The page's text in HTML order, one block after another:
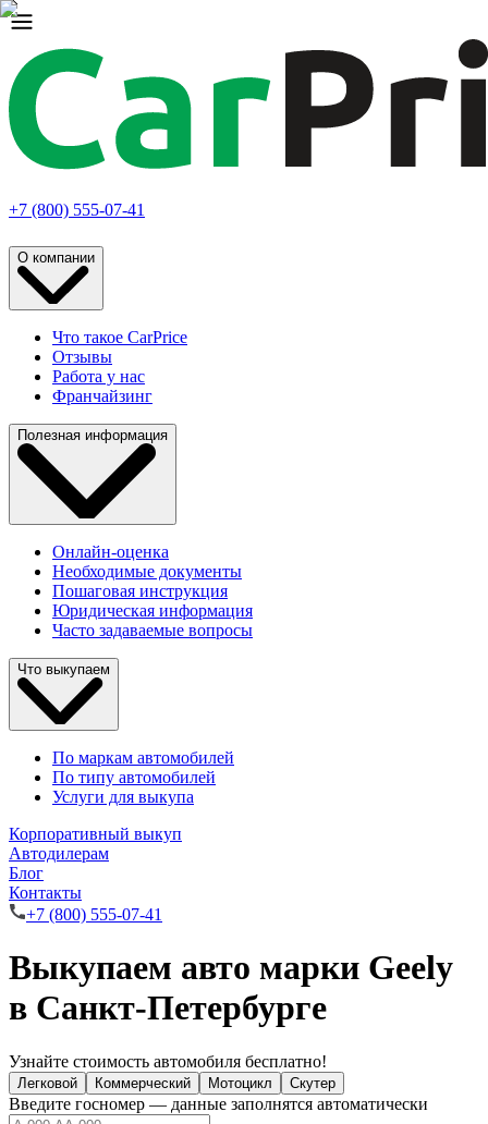
+7 (800) 555-07-41
О компании
Что такое CarPrice
Отзывы
Работа у нас
Франчайзинг
Полезная информация
Онлайн-оценка
Необходимые документы
Пошаговая инструкция
Юридическая информация
Часто задаваемые вопросы
Что выкупаем
По маркам автомобилей
По типу автомобилей
Услуги для выкупа
Корпоративный выкуп
Автодилерам
Блог
Контакты
+7 (800) 555-07-41
Выкупаем авто марки Geely
в Санкт-Петербурге
Узнайте стоимость автомобиля бесплатно!
Легковой Коммерческий Мотоцикл Скутер
Введите госномер — данные заполнятся автоматически